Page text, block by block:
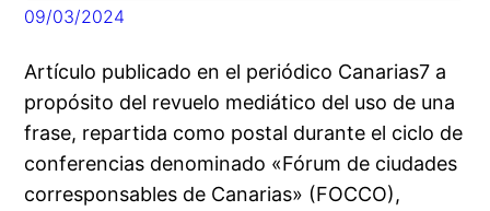
09/03/2024
Artículo publicado en el periódico Canarias7 a
propósito del revuelo mediático del uso de una
frase, repartida como postal durante el ciclo de
conferencias denominado «Fórum de ciudades
corresponsables de Canarias» (FOCCO),